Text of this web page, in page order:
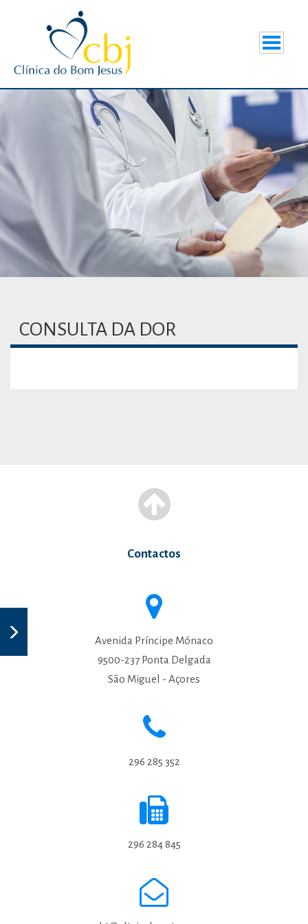
CONSULTA DA DOR
Contactos
Avenida Príncipe Mónaco
9500-237 Ponta Delgada
São Miguel - Açores
296 285 352
296 284 845